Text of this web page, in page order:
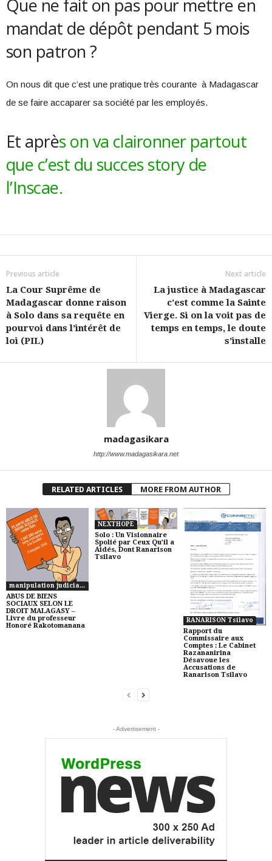
Que ne fait on pas pour mettre en
mandat de dépôt pendant 5 mois
son patron ?
On nous dit que c’est une pratique très courante à Madagascar
de se faire accaparer sa société par les employés.
Et après on va claironner partout
que c’est du succes story de
l’Inscae.
Previous article
La Cour Suprême de
Madagascar donne raison
à Solo dans sa requête en
pourvoi dans l’intérêt de
loi (PIL)
Next article
La justice à Madagascar
c’est comme la Sainte
Vierge. Si on la voit pas de
temps en temps, le doute
s’installe
madagasikara
http://www.madagasikara.net
RELATED ARTICLES MORE FROM AUTHOR
manipulation judiciaire à Madagascar
ABUS DE BIENS
SOCIAUX SELON LE
DROIT MALAGASY –
Livre du professeur
Honoré Rakotomanana
NEXTHOPE
Solo : Un Visionnaire
Spolié par Ceux Qu’il a
Aidés, Dont Ranarison
Tsilavo
RANARISON Tsilavo
Rapport du
Commissaire aux
Comptes : Le Cabinet
Razananirina
Désavoue les
Accusations de
Ranarison Tsilavo
- Advertisement -